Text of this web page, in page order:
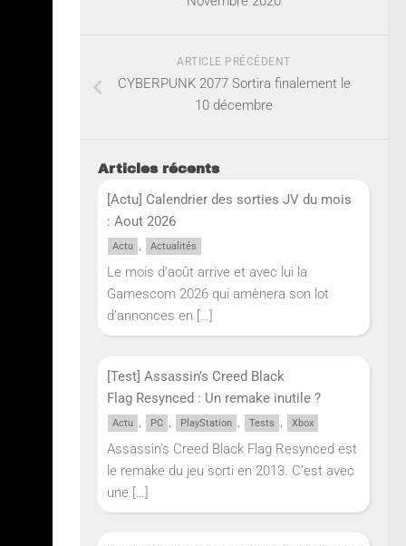
ARTICLE PRÉCÉDENT
CYBERPUNK 2077 Sortira finalement le
10 décembre
Articles récents
[Actu] Calendrier des sorties JV du mois
: Aout 2026
Actu , Actualités
Le mois d’août arrive et avec lui la
Gamescom 2026 qui amènera son lot
d’annonces en […]
[Test] Assassin’s Creed Black
Flag Resynced : Un remake inutile ?
Actu , PC , PlayStation , Tests , Xbox
Assassin’s Creed Black Flag Resynced est
le remake du jeu sorti en 2013. C’est avec
une […]